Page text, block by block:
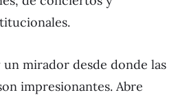
un mirador desde donde las
impresionantes. Abre